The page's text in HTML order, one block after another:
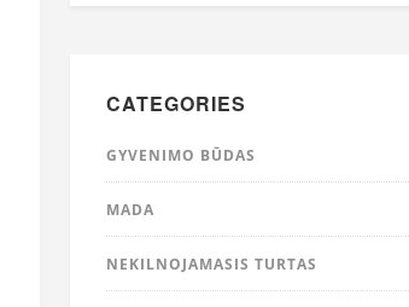
CATEGORIES
GYVENIMO BŪDAS
MADA
NEKILNOJAMASIS TURTAS